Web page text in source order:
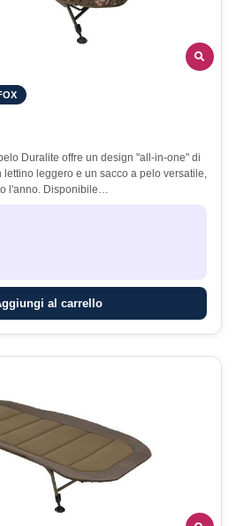
Duralite offre un design "all-in-one" di
leggero e un sacco a pelo versatile,
l'anno. Disponibile…
al carrello